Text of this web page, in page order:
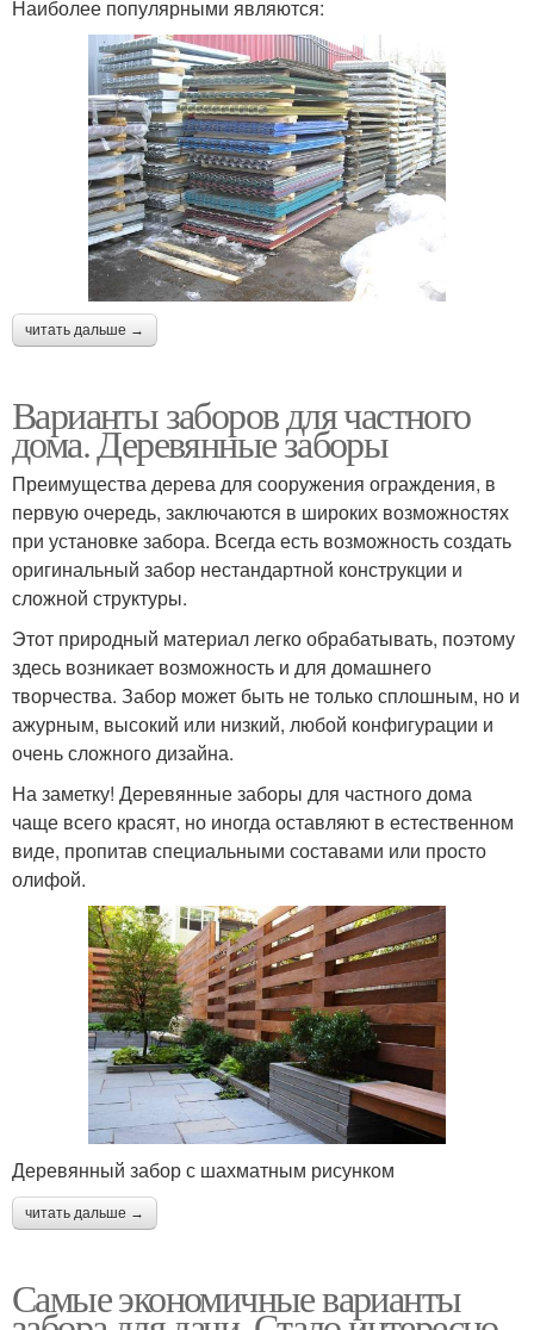
Наиболее популярными являются:
читать дальше →
Варианты заборов для частного
дома. Деревянные заборы
Преимущества дерева для сооружения ограждения, в
первую очередь, заключаются в широких возможностях
при установке забора. Всегда есть возможность создать
оригинальный забор нестандартной конструкции и
сложной структуры.
Этот природный материал легко обрабатывать, поэтому
здесь возникает возможность и для домашнего
творчества. Забор может быть не только сплошным, но и
ажурным, высокий или низкий, любой конфигурации и
очень сложного дизайна.
На заметку! Деревянные заборы для частного дома
чаще всего красят, но иногда оставляют в естественном
виде, пропитав специальными составами или просто
олифой.
Деревянный забор с шахматным рисунком
читать дальше →
Самые экономичные варианты